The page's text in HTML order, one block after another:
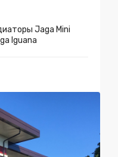
Jaga Mini
Iguana